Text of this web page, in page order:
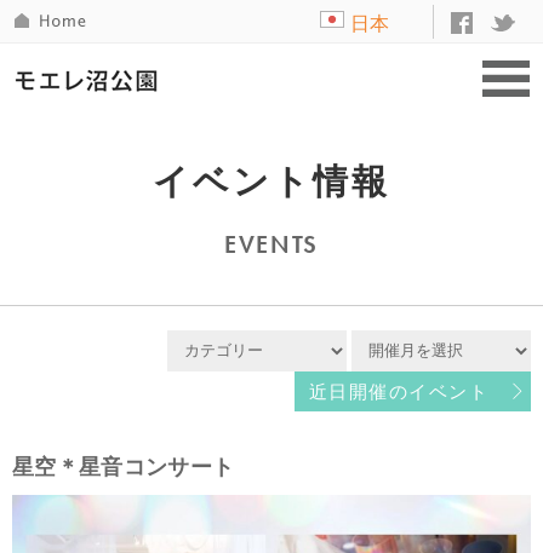
日本
イベント情報
EVENTS
近日開催のイベント
星空＊星音コンサート